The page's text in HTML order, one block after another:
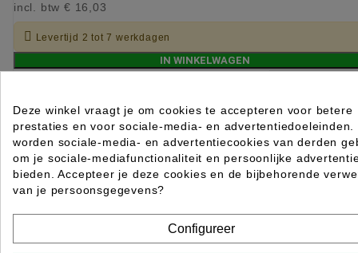
incl. btw € 16,03
 Levertijd 2 tot 7 werkdagen
IN WINKELWAGEN
Deze winkel vraagt je om cookies te accepteren voor betere
prestaties en voor sociale-media- en advertentiedoeleinden.
worden sociale-media- en advertentiecookies van derden
om je sociale-mediafunctionaliteit en persoonlijke
bieden. Accepteer je deze cookies en de bijbehorende
van je persoonsgegevens?
Configureer